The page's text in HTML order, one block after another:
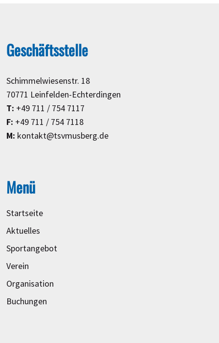
Geschäftsstelle
Schimmelwiesenstr. 18
70771 Leinfelden-Echterdingen
T: +49 711 / 754 7117
F: +49 711 / 754 7118
M: kontakt@tsvmusberg.de
Menü
Startseite
Aktuelles
Sportangebot
Verein
Organisation
Buchungen